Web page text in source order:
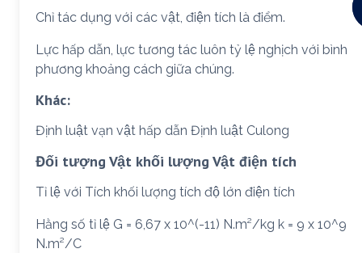
Chỉ tác dụng với các vật, điện tích là điểm.
Lực hấp dẫn, lực tương tác luôn tỷ lệ nghịch với bình
phương khoảng cách giữa chúng.
Khác:
Định luật vạn vật hấp dẫn Định luật Culong
Đối tượng Vật khối lượng Vật điện tích
Tỉ lệ với Tích khối lượng tích độ lớn điện tích
Hằng số tỉ lệ G = 6,67 x 10^(-11) N.m²/kg k = 9 x 10^9
N.m²/C